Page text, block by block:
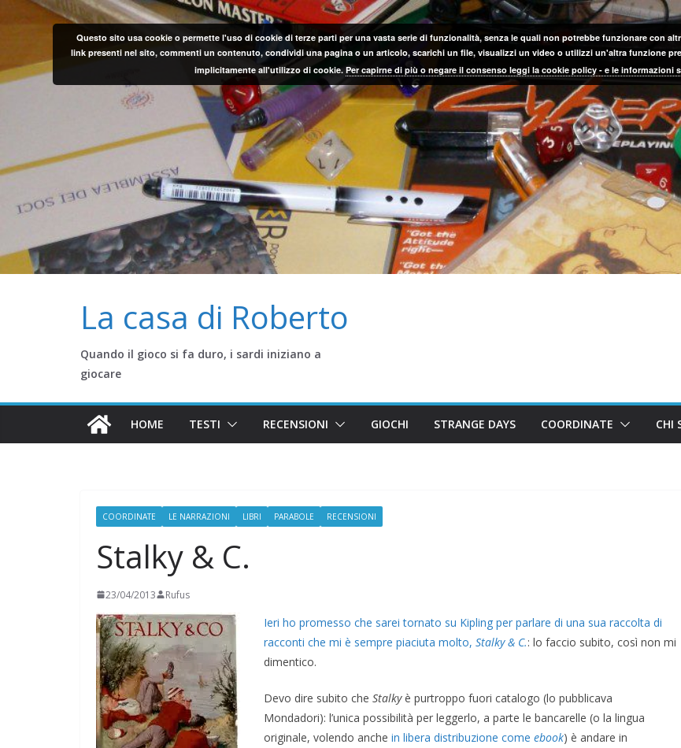
La casa di Roberto
Quando il gioco si fa duro, i sardi iniziano a
giocare
HOME TESTI RECENSIONI GIOCHI STRANGE DAYS COORDINATE CHI
COORDINATE LE NARRAZIONI LIBRI PARABOLE RECENSIONI
Stalky & C.
23/04/2013 Rufus
Ieri ho promesso che sarei tornato su Kipling per parlare di una sua raccolta di
racconti che mi è sempre piaciuta molto, Stalky & C.: lo faccio subito, così non mi
dimentico.
Devo dire subito che Stalkyè purtroppo fuori catalogo (lo pubblicava
Mondadori): l’unica possibilità per leggerlo, a parte le bancarelle (o la lingua
originale, volendo anche in libera distribuzione come ebook) è andare in
Questo sito usa cookie o permette l'uso di cookie di terze parti per una vasta serie di funzionalità, senza le quali non potrebbe funzionare con
link presenti nel sito, commenti un contenuto, condividi una pagina o un articolo, scarichi un file, visualizzi un video o utilizzi un'altra funzione
implicitamente all'utilizzo di cookie.Per capirne di più o negare il consenso leggi la cookie policy - e le informazioni